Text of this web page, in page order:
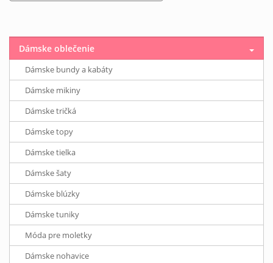
Dámske oblečenie
Dámske bundy a kabáty
Dámske mikiny
Dámske tričká
Dámske topy
Dámske tielka
Dámske šaty
Dámske blúzky
Dámske tuniky
Móda pre moletky
Dámske nohavice